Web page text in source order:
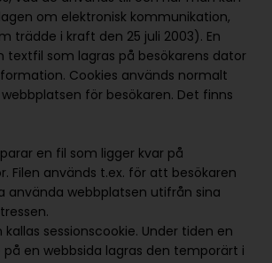
om elektronisk kommunikation,
trädde i kraft den 25 juli 2003). En
textfil som lagras på besökarens dator
Cookies används normalt
för besökaren. Det finns
en fil som ligger kvar på
Filen används t.ex. för att besökaren
använda webbplatsen utifrån sina
sessionscookie. Under tiden en
på en webbsida lagras den temporärt i